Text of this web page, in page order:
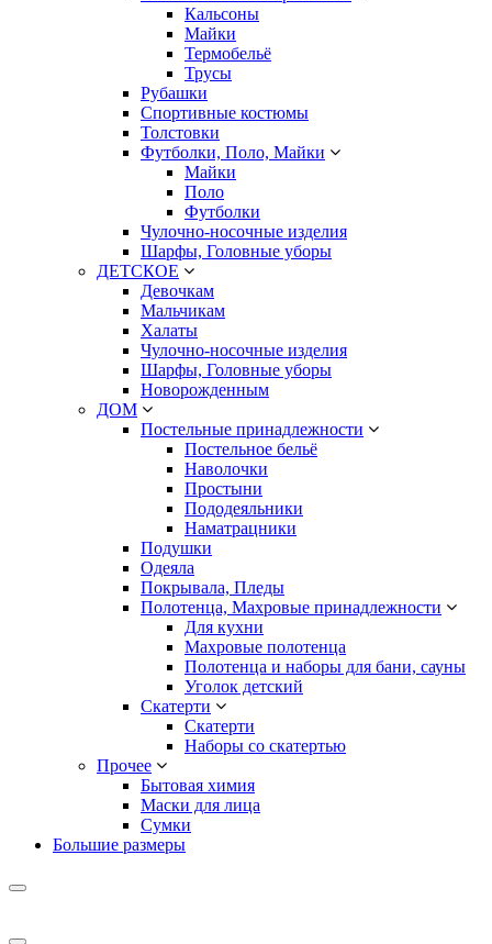
Кальсоны
Майки
Термобельё
Трусы
Рубашки
Спортивные костюмы
Толстовки
Футболки, Поло, Майки
Майки
Поло
Футболки
Чулочно-носочные изделия
Шарфы, Головные уборы
ДЕТСКОЕ
Девочкам
Мальчикам
Халаты
Чулочно-носочные изделия
Шарфы, Головные уборы
Новорожденным
ДОМ
Постельные принадлежности
Постельное бельё
Наволочки
Простыни
Пододеяльники
Наматрацники
Подушки
Одеяла
Покрывала, Пледы
Полотенца, Махровые принадлежности
Для кухни
Махровые полотенца
Полотенца и наборы для бани, сауны
Уголок детский
Скатерти
Скатерти
Наборы со скатертью
Прочее
Бытовая химия
Маски для лица
Сумки
Большие размеры